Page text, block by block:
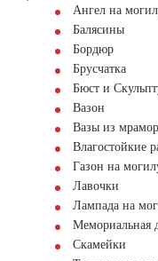
Ангел на
Балясины
Бордюр
Брусчатка
Бюст и
Вазон
Вазы из
Влагостойкие
Газон на
Лавочки
Лампада на
Мемориальная
Скамейки